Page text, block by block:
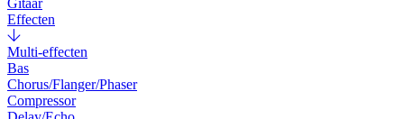
Gitaar
Effecten
Multi-effecten
Bas
Chorus/Flanger/Phaser
Compressor